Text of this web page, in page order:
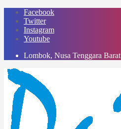
Skip
content
Facebook
Twitter
Instagram
Youtube
Lombok, Nusa Tenggara Barat